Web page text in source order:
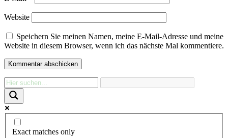
Website
Speichern Sie meinen Namen, meine E-Mail-Adresse und meine
Website in diesem Browser, wenn ich das nächste Mal kommentiere.
Exact matches only